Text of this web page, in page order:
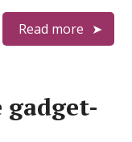
Read more
gadget-